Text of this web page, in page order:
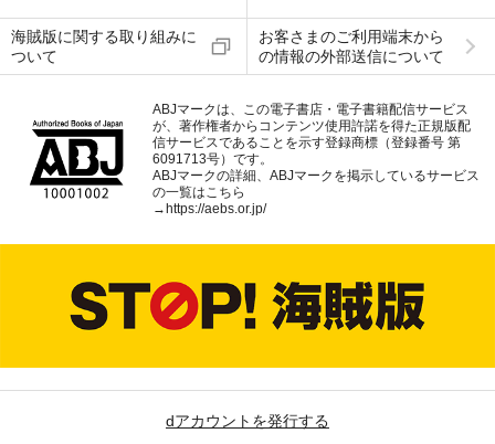
海賊版に関する取り組みに
ついて
お客さまのご利用端末から
の情報の外部送信について
ABJマークは、この電子書店・電子書籍配信サービス
が、著作権者からコンテンツ使用許諾を得た正規版配
信サービスであることを示す登録商標（登録番号 第
6091713号）です。
ABJマークの詳細、ABJマークを掲示しているサービス
の一覧はこちら
→https://aebs.or.jp/
dアカウントを発行する